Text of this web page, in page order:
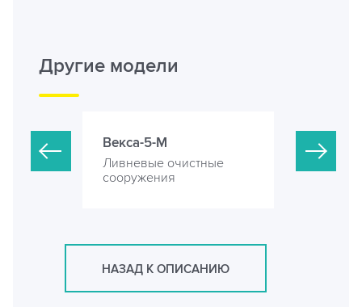
Другие модели
Векса-5-М
Ливневые очистные
сооружения
Векса-8-М
Ливневые
НАЗАД К ОПИСАНИЮ